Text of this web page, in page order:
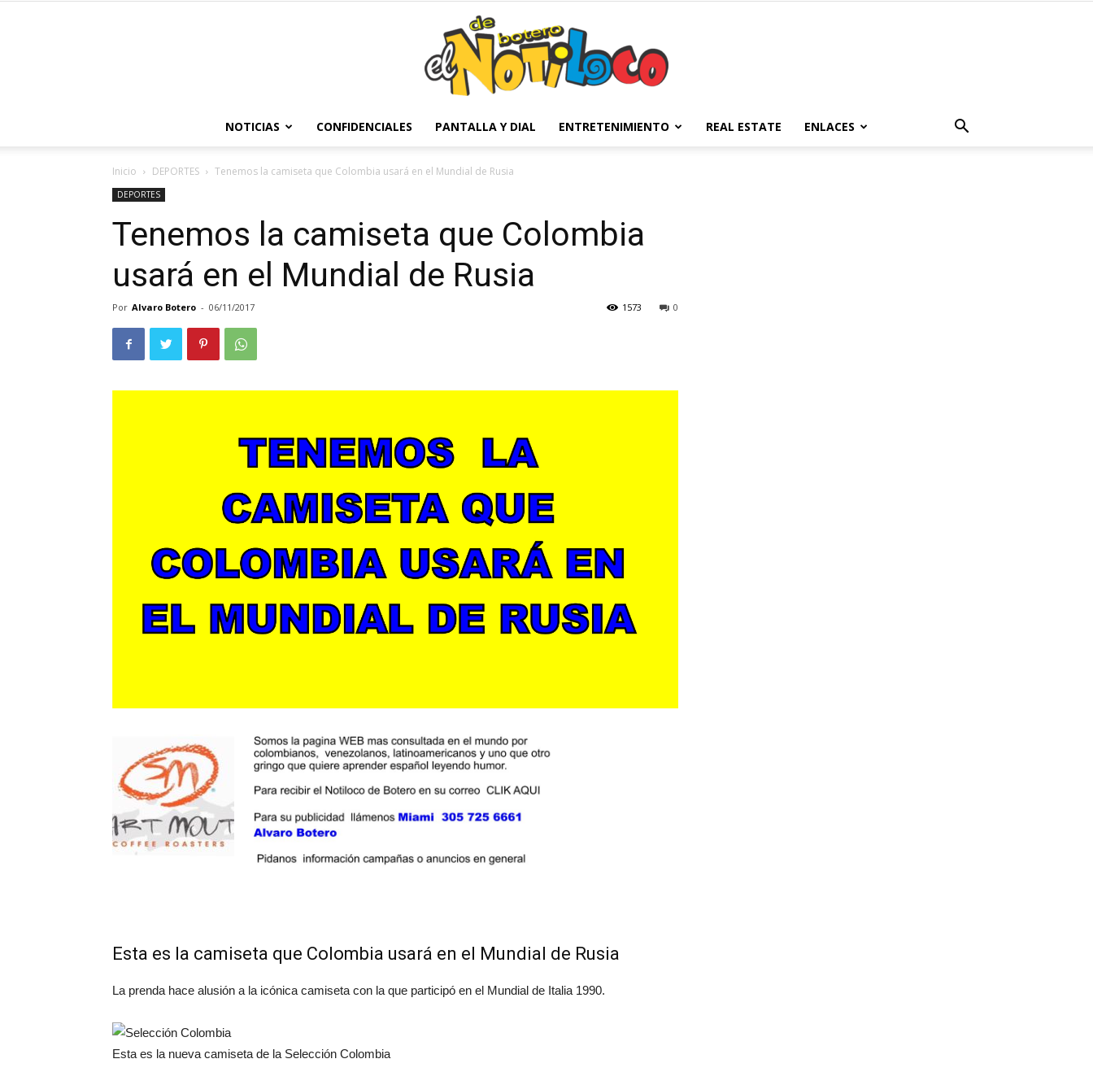
NOTICIAS CONFIDENCIALES PANTALLA Y DIAL ENTRETENIMIENTO REAL ESTATE ENLACES
Inicio DEPORTES Tenemos la camiseta que Colombia usará en el Mundial de Rusia
DEPORTES
Tenemos la camiseta que Colombia
usará en el Mundial de Rusia
Por Alvaro Botero - 06/11/2017 0
1573
Esta es la camiseta que Colombia usará en el Mundial de Rusia
La prenda hace alusión a la icónica camiseta con la que participó en el Mundial de Italia 1990.
Esta es la nueva camiseta de la Selección Colombia